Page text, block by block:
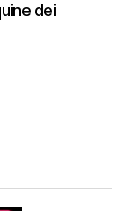
dei